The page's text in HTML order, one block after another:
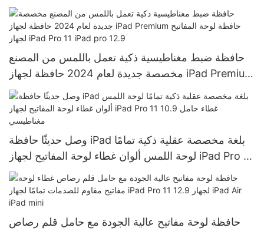
PU أغطية جلد لجهاز iPad Pro 11 "13" m4
حافظة ضبط مغناطيسية ذكية تعمل باللمس من المصنع
مخصصة جديدة لعام 2024 حافظة لجهاز iPad Premium
حافظة لوحة المفاتيح لجهاز iPad Pro 11 iPad pro 12.9
وصل حديثًا حافظة iPad بلغة مخصصة عقلية ذكية تمامًا
لوحة اللمس ألوان غطاء لوحة المفاتيح لجهاز iPad Pro 11
10.9 غطاء حامل مغناطيسي
حافظة لوحة مفاتيح عالية الجودة مع حامل قلم رصاص